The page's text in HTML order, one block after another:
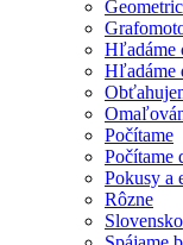
Hľadáme
Hľadáme
Počítame
Počítame
Pokusy a
Rôzne
Slovensko